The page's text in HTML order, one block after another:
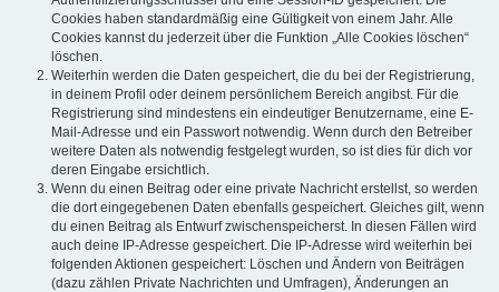
Cookies haben standardmäßig eine Gültigkeit von einem Jahr. Alle
Cookies kannst du jederzeit über die Funktion „Alle Cookies löschen“
löschen.
Weiterhin werden die Daten gespeichert, die du bei der Registrierung,
in deinem Profil oder deinem persönlichem Bereich angibst. Für die
Registrierung sind mindestens ein eindeutiger Benutzername, eine E-
Mail-Adresse und ein Passwort notwendig. Wenn durch den Betreiber
weitere Daten als notwendig festgelegt wurden, so ist dies für dich vor
deren Eingabe ersichtlich.
Wenn du einen Beitrag oder eine private Nachricht erstellst, so werden
die dort eingegebenen Daten ebenfalls gespeichert. Gleiches gilt, wenn
du einen Beitrag als Entwurf zwischenspeicherst. In diesen Fällen wird
auch deine IP-Adresse gespeichert. Die IP-Adresse wird weiterhin bei
folgenden Aktionen gespeichert: Löschen und Ändern von Beiträgen
(dazu zählen Private Nachrichten und Umfragen), Änderungen an